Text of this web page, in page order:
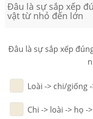
Đâu là sự sắp xếp
vật từ nhỏ đến lớn
Đâu là sự sắp xếp
Loài -> chi/giống
Chi -> loài -> họ -